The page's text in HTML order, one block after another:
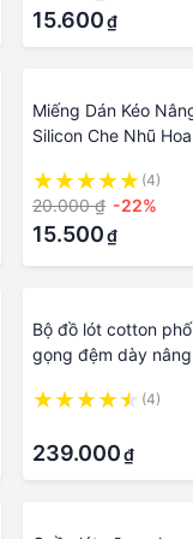
15.600₫
Miếng Dán Kéo
Silicon Che Nhũ
(4)
20.000 ₫ -22%
15.500₫
Bộ đồ lót cotton
gọng đệm dày
(4)
239.000₫